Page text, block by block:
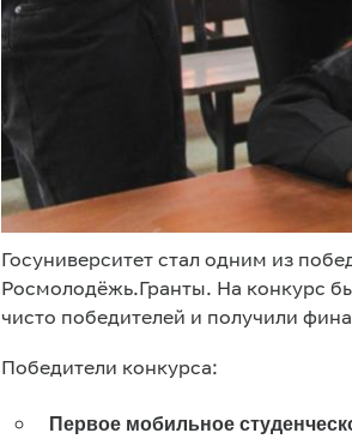
Госуниверситет стал одним из
Росмолодёжь.Гранты. На конкурс
чисто победителей и получили
Победители конкурса:
Первое мобильное